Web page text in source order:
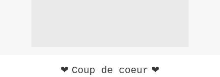
❤ Coup de coeur ❤